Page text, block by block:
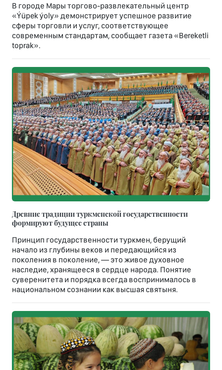
В городе Мары торгово-развлекательный центр
«Ýüpek ýoly» демонстрирует успешное развитие
сферы торговли и услуг, соответствующее
современным стандартам, сообщает газета «Bereketli
toprak».
Древние традиции туркменской государственности
формируют будущее страны
Принцип государственности туркмен, берущий
начало из глубины веков и передающийся из
поколения в поколение, — это живое духовное
наследие, хранящееся в сердце народа. Понятие
суверенитета и порядка всегда воспринималось в
национальном сознании как высшая святыня.